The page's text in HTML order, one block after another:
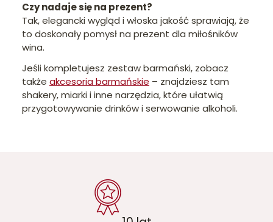
Czy nadaje się na prezent?
Tak, elegancki wygląd i włoska jakość sprawiają, że
to doskonały pomysł na prezent dla miłośników
wina.
Jeśli kompletujesz zestaw barmański, zobacz
także akcesoria barmańskie – znajdziesz tam
shakery, miarki i inne narzędzia, które ułatwią
przygotowywanie drinków i serwowanie alkoholi.